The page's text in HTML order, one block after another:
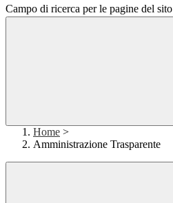
Campo di ricerca per le pagine del sito
Home >
Amministrazione Trasparente